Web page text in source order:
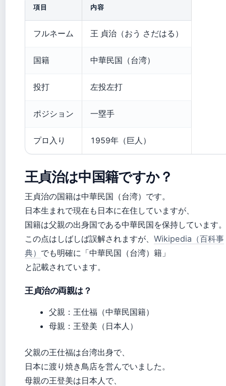
項目 内容
フルネーム 王 貞治（おう さだはる）
国籍 中華民国（台湾）
投打 左投左打
ポジション 一塁手
プロ入り 1959年（巨人）
王貞治は中国籍ですか？
王貞治の国籍は中華民国（台湾）です。
日本生まれで現在も日本に在住していますが、
国籍は父親の出身国である中華民国を保持しています。
この点はしばしば誤解されますが、 Wikipedia（百科事
典） でも明確に「中華民国（台湾）籍」
と記載されています。
王貞治の両親は？
父親：王仕福（中華民国籍）
母親：王登美（日本人）
父親の王仕福は台湾出身で、
日本に渡り焼き鳥店を営んでいました。
母親の王登美は日本人で、